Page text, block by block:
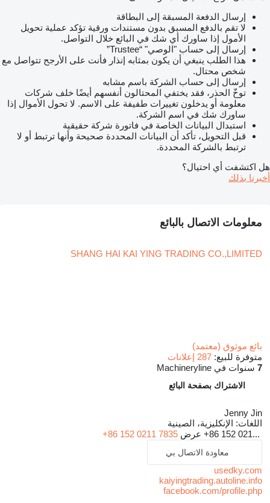
إرسال الدفعة المسبقة إلى البطاقة
لا تقم بالدفع المسبق بدون مستندات ورقية تؤكد عملية تحويل
الأمول إذا ساورك أي شك في البائع خلال التواصل.
إرسال إلى حساب "الوصي" “Trustee”
هذا الطلب ينبغي أن يكون بمثابه إنذار فأنت على الأرجح تتواصل مع
شخص محتال.
إرسال إلى حساب الشركة باسم مشابه
توخّ الحذر، فقد يختفي المحتالون أنفسهم أيضًا خلف شركات
معلومة أو يدخلون تغييرات طفيفة على الاسم. لا تحول الأموال إذا
ساورك شك في اسم الشركة.
استبدال البيانات الخاصة في فاتورة شركة حقيقية
قبل التحويل، تأكد أن البيانات المحددة صحيحة وأنها ترتبط أو لا
ترتبط بالشركة المحددة.
هل اكتشفت أي احتيال؟
أخبرنا بذلك
معلومات الاتصال بالبائع
SHANG HAI KAI YING TRADING CO.,LIMITED
بائع موثوق (معتمد)
متوفرة للبيع: 287 إعلانات
7 سنوات في Machineryline
الاشتراك بصفحة البائع
Jenny Jin
اللغات: الإنكليزية، الصينية
+86 152 021... عرض +86 152 0211 7835
معاودة الاتصال بي
usedky.com
kaiyingtrading.autoline.info
facebook.com/profile.php